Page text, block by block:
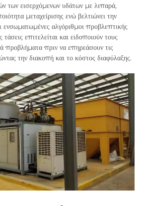
των εισερχόμενων υδάτων με λιπαρά,
μεταχείρισης ενώ βελτιώνει την
ενσωματωμένες αλγόριθμοι προβλεπτικής
επιτελείται και ειδοποιούν τους
προβλήματα πριν να επηρεάσουν τις
την διακοπή και το κόστος διαφύλαξης.